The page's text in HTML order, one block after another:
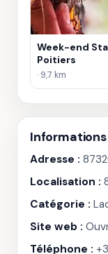
Week-end
Poitiers
· 9,7 km
Adresse :
Localisation :
Catégorie :
Site web :
Téléphone :